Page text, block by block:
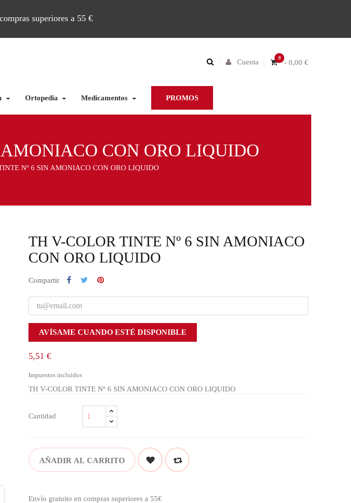
superiores a 55 €
0
- 0,00 €
Cuenta
Ortopedia Medicamentos PROMOS
CON ORO LIQUIDO
Nº 6 SIN AMONIACO CON ORO LIQUIDO
TH V-COLOR TINTE Nº 6 SIN AMONIACO
CON ORO LIQUIDO
Compartir
AVÍSAME CUANDO ESTÉ DISPONIBLE
5,51 €
Impuestos incluidos
TH V-COLOR TINTE Nº 6 SIN AMONIACO CON ORO LIQUIDO
Cantidad
AÑADIR AL CARRITO
Envío gratuito en compras superiores a 55€